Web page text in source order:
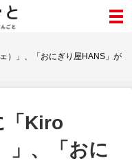
）」、「おにぎり屋HANS」が
「Kiro
」、「おに